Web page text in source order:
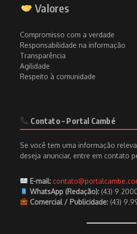
Valores
Compromisso com a verdade
Responsabilidade na informação
Transparência
Agilidade
Respeito à comunidade
Contato – Portal Cambé
Se você tem uma informação
deseja anunciar, entre em contato
E-mail:
WhatsApp (Redação):(43) 9
Comercial / Publicidade:(43)